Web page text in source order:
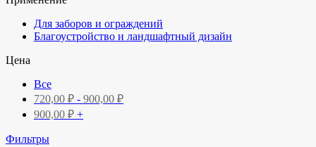
Для заборов и ограждений
Благоустройство и ландшафтный дизайн
Цена
Все
720,00 ₽ - 900,00 ₽
900,00 ₽ +
Фильтры